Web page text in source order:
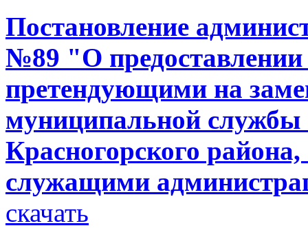
Постановление
№89 "О
претендующими на
муниципальной службы
Красногорского
служащими
скачать